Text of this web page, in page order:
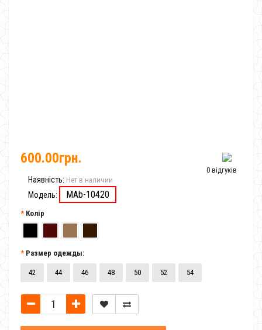
0 відгуків
600.00грн.
Наявність: Нет в наличии
Модель: MAb-10420
Колір
Размер одежды:
42 44 46 48 50 52 54